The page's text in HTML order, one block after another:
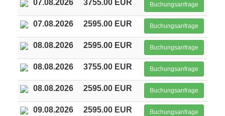
07.08.2026 3755.00 EUR Buchungsanfrage
07.08.2026 2595.00 EUR Buchungsanfrage
08.08.2026 2595.00 EUR Buchungsanfrage
08.08.2026 3755.00 EUR Buchungsanfrage
08.08.2026 2595.00 EUR Buchungsanfrage
09.08.2026 2595.00 EUR Buchungsanfrage